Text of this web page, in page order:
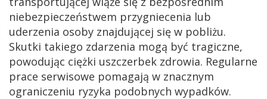
niebezpieczeństwem przygniecenia lub
uderzenia osoby znajdującej się w pobliżu.
Skutki takiego zdarzenia mogą być tragiczne,
powodując ciężki uszczerbek zdrowia. Regularne
prace serwisowe pomagają w znacznym
ograniczeniu ryzyka podobnych wypadków.